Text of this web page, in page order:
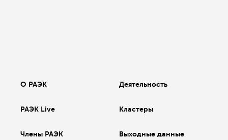
О РАЭК Деятельность
РАЭК Live Кластеры
Члены РАЭК Выходные данные